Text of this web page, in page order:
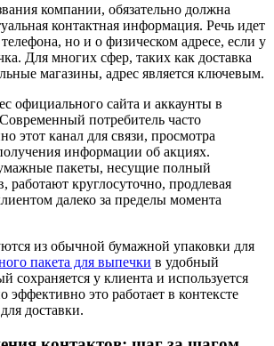
компании, обязательно должна
контактная информация. Речь идет
но и о физическом адресе, если у
Для многих сфер, таких как доставка
магазины, адрес является ключевым.
официального сайта и аккаунты в
потребитель часто
этот канал для связи, просмотра
информации об акциях.
пакеты, несущие полный
работают круглосуточно, продлевая
далеко за пределы момента
из обычной бумажной упаковки для
пакета для выпечки в удобный
сохраняется у клиента и используется
эффективно это работает в контексте
доставки.